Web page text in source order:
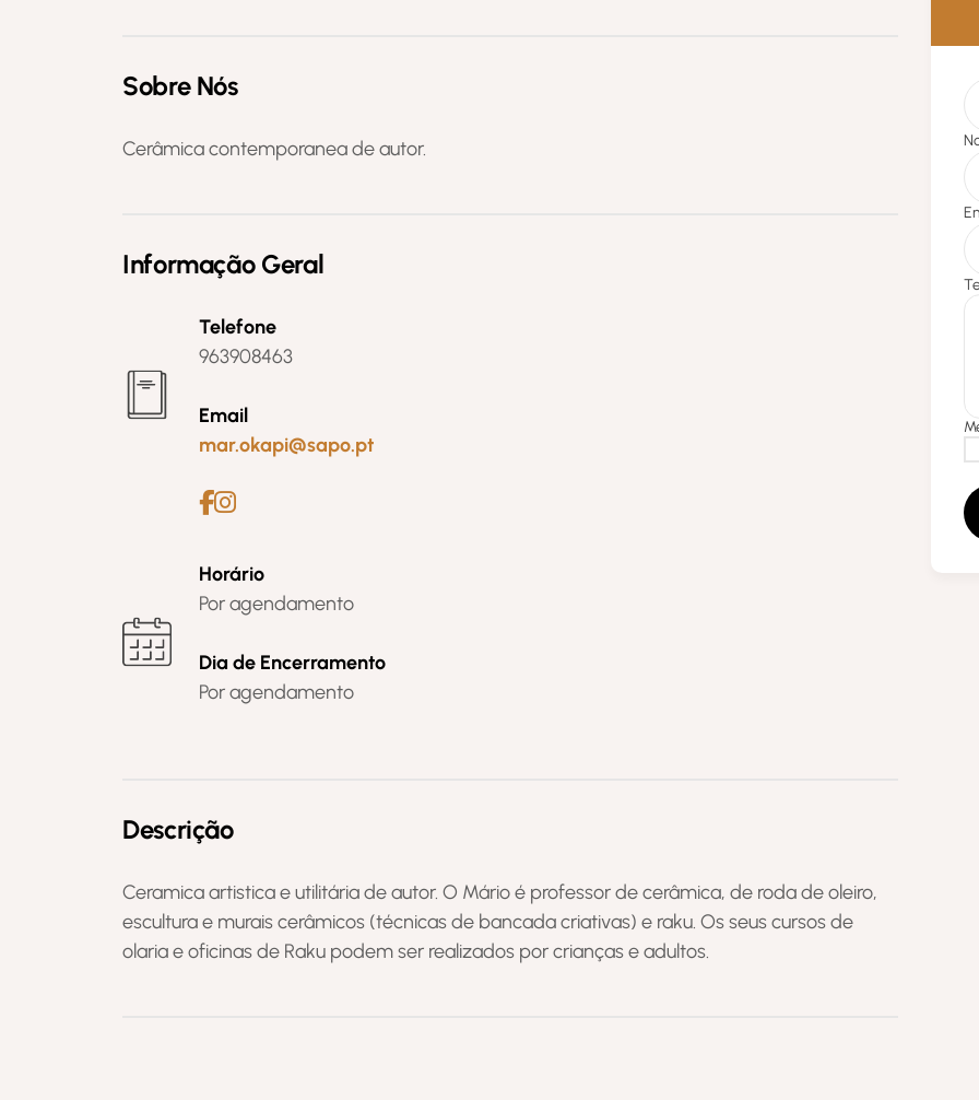
Sobre Nós
Cerâmica contemporanea de autor.
Informação Geral
Telefone
963908463
Email
mar.okapi@sapo.pt
Horário
Por agendamento
Dia de Encerramento
Por agendamento
Descrição
Ceramica artistica e utilitária de autor. O Mário é professor de cerâmica, de roda de oleiro,
escultura e murais cerâmicos (técnicas de bancada criativas) e raku. Os seus cursos de
olaria e oficinas de Raku podem ser realizados por crianças e adultos.